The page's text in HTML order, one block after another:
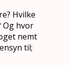
Hvilke
Og hvor
nemt
til;